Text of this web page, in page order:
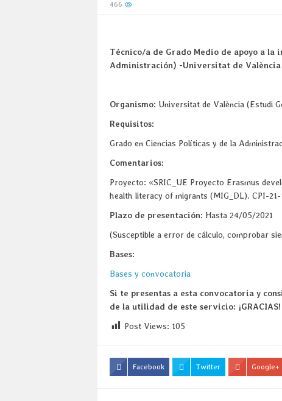
466
Técnico/a de Grado Medio de apoyo a la
Administración) -Universitat de València
Organismo: Universitat de València (Estudi
Requisitos:
Grado en Ciencias Políticas y de la
Comentarios:
Proyecto: «SRIC_UE Proyecto Erasmus
health literacy of migrants (MIG_DL). CPI-21-
Plazo de presentación: Hasta 24/05/2021
(Susceptible a error de cálculo, comprobar
Bases:
Bases y convocatoria
Si te presentas a esta convocatoria y
de la utilidad de este servicio: ¡GRACIAS!
Post Views: 105
Facebook Twitter Google+